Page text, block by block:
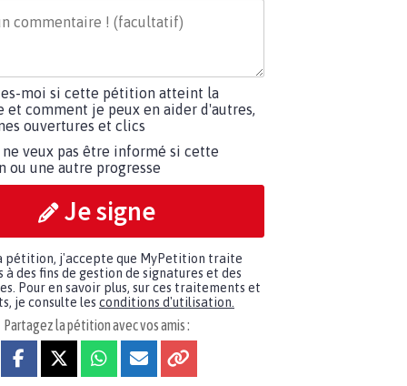
moi si cette pétition atteint la
et comment je peux en aider d'autres,
ouvertures et clics
ne veux pas être informé si cette
ou une autre progresse
Je signe
pétition, j'accepte que MyPetition traite
à des fins de gestion de signatures et des
Pour en savoir plus, sur ces traitements et
je consulte les conditions d'utilisation.
Partagez la pétition avec vos amis :